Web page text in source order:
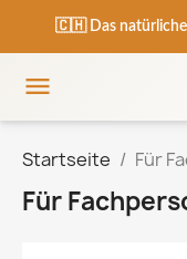
🇨🇭 Das natürliche

Startseite Für
Für